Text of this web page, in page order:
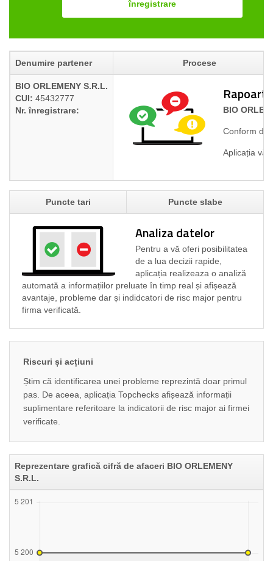
înregistrare
Denumire partener Procese
BIO ORLEMENY S.R.L.
CUI: 45432777
Nr. înregistrare:
BIO
Conform
Aplicația vă
Puncte tari Puncte slabe
Analiza datelor
Pentru a vă oferi posibilitatea
de a lua decizii rapide,
aplicația realizeaza o analiză
automată a informațiilor preluate în timp real și afișează
avantaje, probleme dar și indidcatori de risc major pentru
firma verificată.
Riscuri și acțiuni
Știm că identificarea unei probleme reprezintă doar primul
pas. De aceea, aplicația Topchecks afișează informații
suplimentare referitoare la indicatorii de risc major ai firmei
verificate.
Reprezentare grafică cifră de afaceri BIO ORLEMENY
S.R.L.